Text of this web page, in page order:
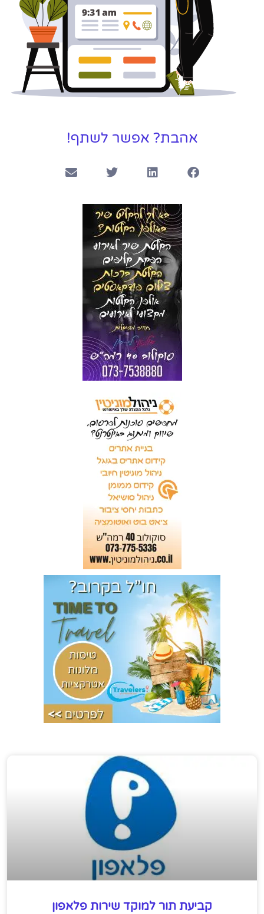
אהבת? אפשר לשתף!
קביעת תור למוקד שירות פלאפון